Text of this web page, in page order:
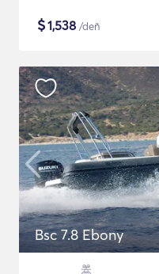
$1,538 /deň
Bsc 7.8 Ebony